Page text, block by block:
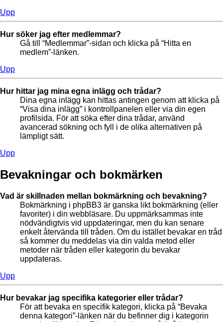
Upp
Hur söker jag efter medlemmar?
Gå till “Medlemmar”-sidan och klicka på “Hitta en
medlem”-länken.
Upp
Hur hittar jag mina egna inlägg och trådar?
Dina egna inlägg kan hittas antingen genom att klicka på
“Visa dina inlägg” i kontrollpanelen eller via din egen
profilsida. För att söka efter dina trådar, använd
avancerad sökning och fyll i de olika alternativen på
lämpligt sätt.
Upp
Bevakningar och bokmärken
Vad är skillnaden mellan bokmärkning och bevakning?
Bokmärkning i phpBB3 är ganska likt bokmärkning (eller
favoriter) i din webbläsare. Du uppmärksammas inte
nödvändigtvis vid uppdateringar, men du kan senare
enkelt återvända till tråden. Om du istället bevakar en tråd
så kommer du meddelas via din valda metod eller
metoder när tråden eller kategorin du bevakar
uppdateras.
Upp
Hur bevakar jag specifika kategorier eller trådar?
För att bevaka en specifik kategori, klicka på “Bevaka
denna kategori”-länken när du befinner dig i kategorin